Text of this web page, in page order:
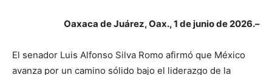
Oaxaca de Juárez, Oax., 1 de junio de 2026.–
El senador Luis Alfonso Silva Romo afirmó que México
avanza por un camino sólido bajo el liderazgo de la